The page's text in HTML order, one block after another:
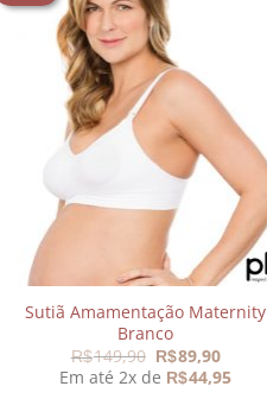
Sutiã Amamentação Maternity
Branco
R$149,90 O
preço
original
R$89,90O
preço
atual
Em até 2x de R$44,95